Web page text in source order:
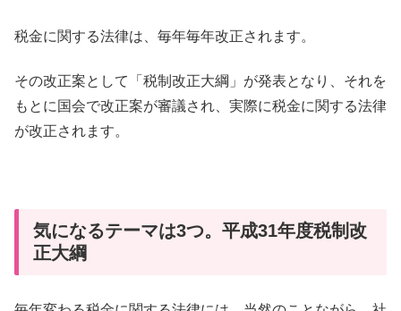
税金に関する法律は、毎年毎年改正されます。
その改正案として「税制改正大綱」が発表となり、それを
もとに国会で改正案が審議され、実際に税金に関する法律
が改正されます。
気になるテーマは3つ。平成31年度税制改
正大綱